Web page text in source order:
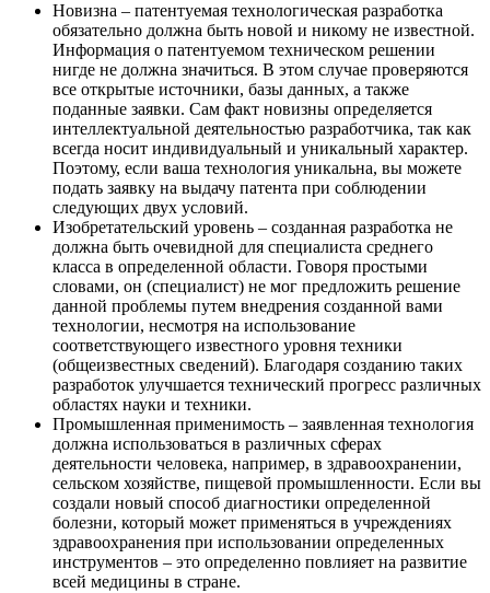
Новизна – патентуемая технологическая разработка
обязательно должна быть новой и никому не известной.
Информация о патентуемом техническом решении
нигде не должна значиться. В этом случае проверяются
все открытые источники, базы данных, а также
поданные заявки. Сам факт новизны определяется
интеллектуальной деятельностью разработчика, так как
всегда носит индивидуальный и уникальный характер.
Поэтому, если ваша технология уникальна, вы можете
подать заявку на выдачу патента при соблюдении
следующих двух условий.
Изобретательский уровень – созданная разработка не
должна быть очевидной для специалиста среднего
класса в определенной области. Говоря простыми
словами, он (специалист) не мог предложить решение
данной проблемы путем внедрения созданной вами
технологии, несмотря на использование
соответствующего известного уровня техники
(общеизвестных сведений). Благодаря созданию таких
разработок улучшается технический прогресс различных
областях науки и техники.
Промышленная применимость – заявленная технология
должна использоваться в различных сферах
деятельности человека, например, в здравоохранении,
сельском хозяйстве, пищевой промышленности. Если вы
создали новый способ диагностики определенной
болезни, который может применяться в учреждениях
здравоохранения при использовании определенных
инструментов – это определенно повлияет на развитие
всей медицины в стране.